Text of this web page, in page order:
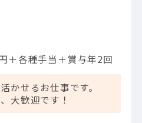
＋各種手当＋賞与年2回
かせるお仕事です。
大歓迎です！